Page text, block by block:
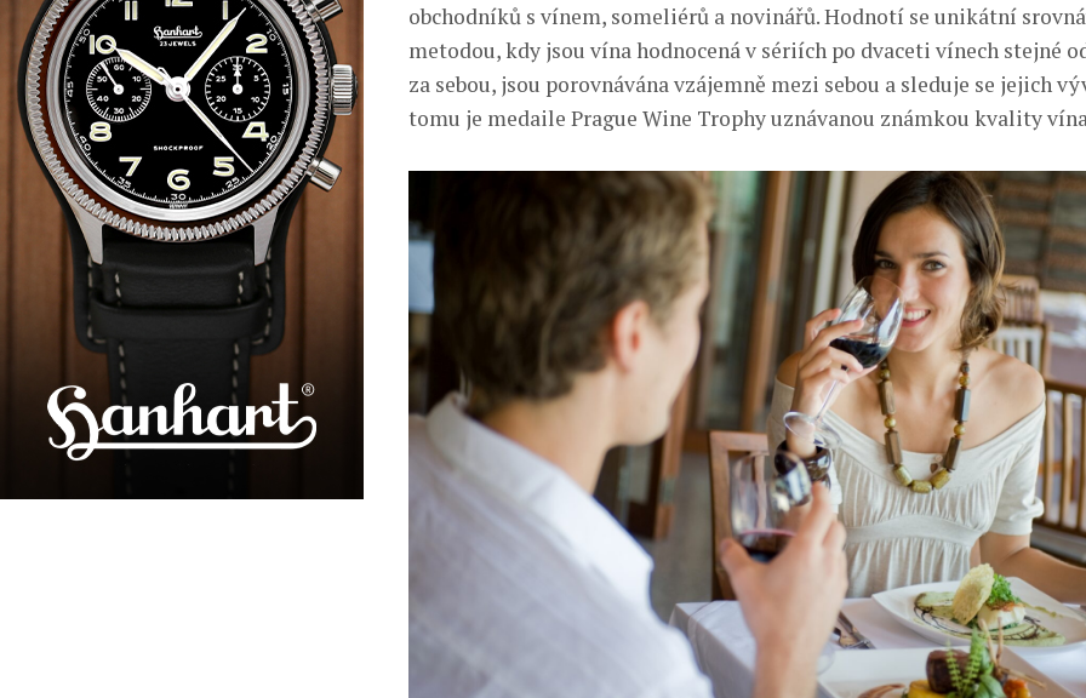
obchodníků s vínem, someliérů a novinářů. Hodnotí se unikátní
metodou, kdy jsou vína hodnocená v sériích po dvaceti vínech stejné
za sebou, jsou porovnávána vzájemně mezi sebou a sleduje se jejich
tomu je medaile Prague Wine Trophy uznávanou známkou kvality